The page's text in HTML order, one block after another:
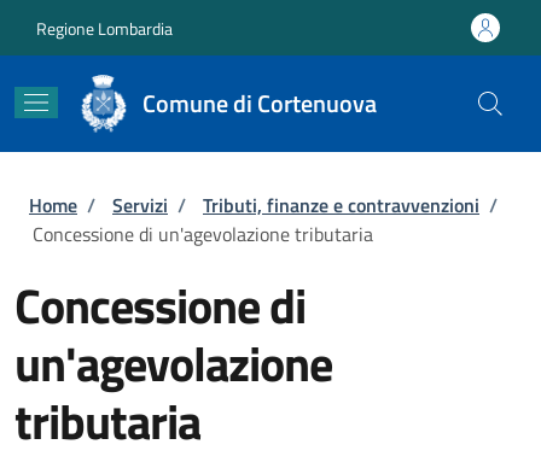
Regione Lombardia
Comune di Cortenuova
Briciole di pane
Home / Servizi / Tributi, finanze e contravvenzioni /
Concessione di un'agevolazione tributaria
Concessione di
un'agevolazione
tributaria